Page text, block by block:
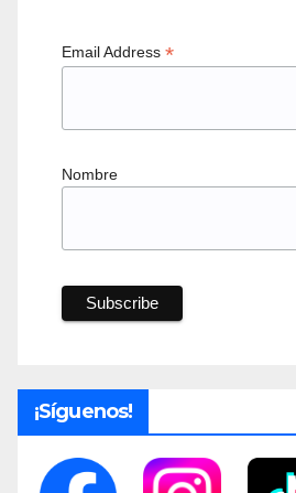
Email Address *
Nombre
¡Síguenos!